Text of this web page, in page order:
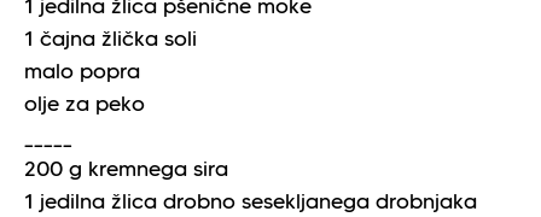
1 jedilna žlica pšenične moke
1 čajna žlička soli
malo popra
olje za peko
200 g kremnega sira
1 jedilna žlica drobno sesekljanega drobnjaka